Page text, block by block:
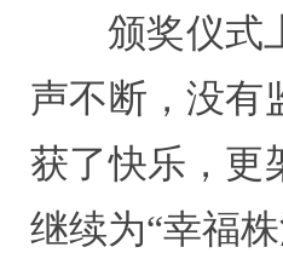
颁奖仪式
声不断，没有
获了快乐，更
继续为“幸福株